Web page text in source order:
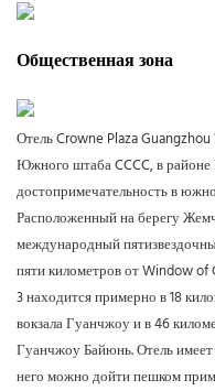
Общественная зона
Отель Crowne Plaza
Южного штаба CCCC, в
достопримечательность в
Расположенный на берегу
международный
пяти километров от Window
3 находится примерно в 18
вокзала Гуанчжоу и в 46
Гуанчжоу Байюнь. Отель
него можно дойти пешком